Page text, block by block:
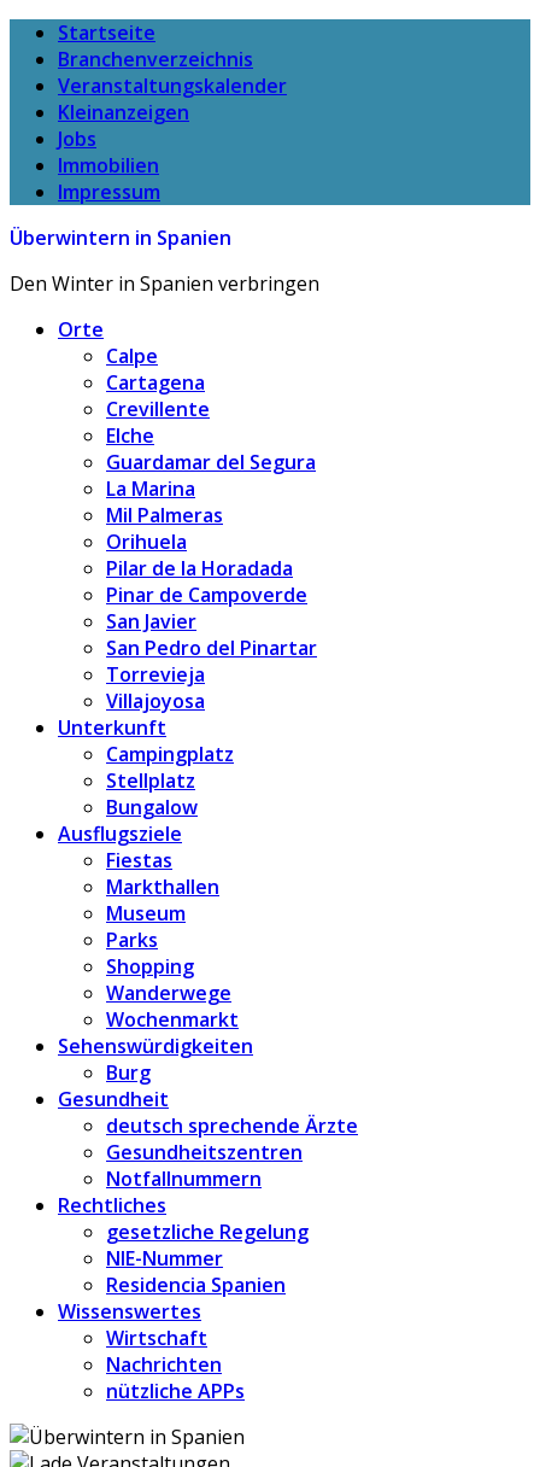
Startseite
Branchenverzeichnis
Veranstaltungskalender
Kleinanzeigen
Jobs
Immobilien
Impressum
Überwintern in Spanien
Den Winter in Spanien verbringen
Orte
Calpe
Cartagena
Crevillente
Elche
Guardamar del Segura
La Marina
Mil Palmeras
Orihuela
Pilar de la Horadada
Pinar de Campoverde
San Javier
San Pedro del Pinartar
Torrevieja
Villajoyosa
Unterkunft
Campingplatz
Stellplatz
Bungalow
Ausflugsziele
Fiestas
Markthallen
Museum
Parks
Shopping
Wanderwege
Wochenmarkt
Sehenswürdigkeiten
Burg
Gesundheit
deutsch sprechende Ärzte
Gesundheitszentren
Notfallnummern
Rechtliches
gesetzliche Regelung
NIE-Nummer
Residencia Spanien
Wissenswertes
Wirtschaft
Nachrichten
nützliche APPs